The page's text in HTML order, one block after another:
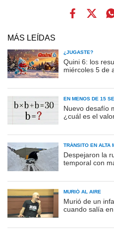
MÁS LEÍDAS
¿JUGASTE?
Quini 6: los
miércoles 5 de
EN MENOS DE 15
Nuevo desafío
¿cuál es el
TRÁNSITO EN ALTA
Despejaron la
temporal con
MURIÓ AL AIRE
Murió de un
cuando salía